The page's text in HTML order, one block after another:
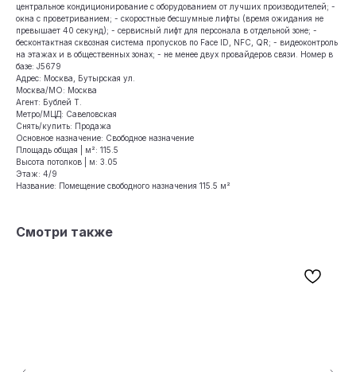
центральное кондиционирование с оборудованием от лучших производителей; -
окна с проветриванием; - скоростные бесшумные лифты (время ожидания не
превышает 40 секунд); - сервисный лифт для персонала в отдельной зоне; -
бесконтактная сквозная система пропусков по Face ID, NFC, QR; - видеоконтроль
на этажах и в общественных зонах; - не менее двух провайдеров связи. Номер в
базе: J5679
Адрес: Москва, Бутырская ул.
Москва/МО: Москва
Агент: Бублей Т.
Метро/МЦД: Савеловская
Снять/купить: Продажа
Основное назначение: Свободное назначение
Площадь общая | м²: 115.5
Высота потолков | м: 3.05
Этаж: 4/9
Название: Помещение свободного назначения 115.5 м²
Смотри также